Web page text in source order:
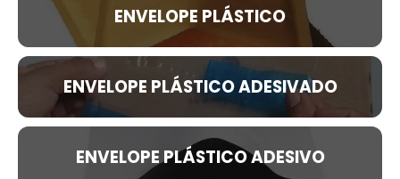
ENVELOPE PLÁSTICO
ENVELOPE PLÁSTICO ADESIVADO
ENVELOPE PLÁSTICO ADESIVO